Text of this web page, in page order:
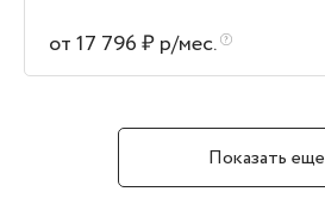
от 17 796 ₽ р/мес.
Показать еще